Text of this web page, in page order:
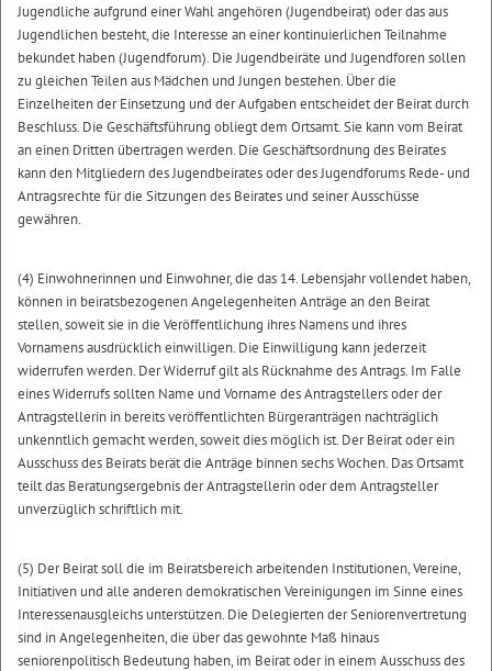
Jugendliche aufgrund einer Wahl angehören (Jugendbeirat) oder das aus
Jugendlichen besteht, die Interesse an einer kontinuierlichen Teilnahme
bekundet haben (Jugendforum). Die Jugendbeiräte und Jugendforen sollen
zu gleichen Teilen aus Mädchen und Jungen bestehen. Über die
Einzelheiten der Einsetzung und der Aufgaben entscheidet der Beirat durch
Beschluss. Die Geschäftsführung obliegt dem Ortsamt. Sie kann vom Beirat
an einen Dritten übertragen werden. Die Geschäftsordnung des Beirates
kann den Mitgliedern des Jugendbeirates oder des Jugendforums Rede- und
Antragsrechte für die Sitzungen des Beirates und seiner Ausschüsse
gewähren.
(4) Einwohnerinnen und Einwohner, die das 14. Lebensjahr vollendet haben,
können in beiratsbezogenen Angelegenheiten Anträge an den Beirat
stellen, soweit sie in die Veröffentlichung ihres Namens und ihres
Vornamens ausdrücklich einwilligen. Die Einwilligung kann jederzeit
widerrufen werden. Der Widerruf gilt als Rücknahme des Antrags. Im Falle
eines Widerrufs sollten Name und Vorname des Antragstellers oder der
Antragstellerin in bereits veröffentlichten Bürgeranträgen nachträglich
unkenntlich gemacht werden, soweit dies möglich ist. Der Beirat oder ein
Ausschuss des Beirats berät die Anträge binnen sechs Wochen. Das Ortsamt
teilt das Beratungsergebnis der Antragstellerin oder dem Antragsteller
unverzüglich schriftlich mit.
(5) Der Beirat soll die im Beiratsbereich arbeitenden Institutionen, Vereine,
Initiativen und alle anderen demokratischen Vereinigungen im Sinne eines
Interessenausgleichs unterstützen. Die Delegierten der Seniorenvertretung
sind in Angelegenheiten, die über das gewohnte Maß hinaus
seniorenpolitisch Bedeutung haben, im Beirat oder in einem Ausschuss des